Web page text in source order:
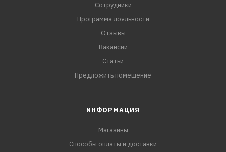
Сотрудники
Программа лояльности
Отзывы
Вакансии
Статьи
Предложить помещение
ИНФОРМАЦИЯ
Магазины
Способы оплаты и доставки